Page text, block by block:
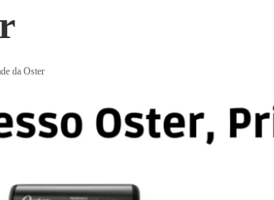
da Oster